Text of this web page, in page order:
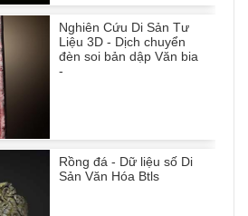
Nghiên Cứu Di Sản Tư
Liệu 3D - Dịch chuyển
đèn soi bản dập Văn bia
-
Rồng đá - Dữ liệu số Di
Sản Văn Hóa Btls